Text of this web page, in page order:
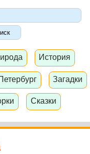
История
Загадки
Сказки